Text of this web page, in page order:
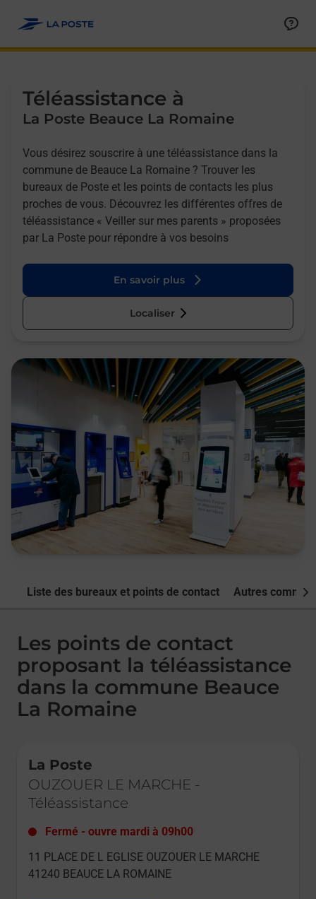
Téléassistance à
La Poste Beauce La Romaine
Vous désirez souscrire à une téléassistance dans la
commune de Beauce La Romaine ? Trouver les
bureaux de Poste et les points de contacts les plus
proches de vous. Découvrez les différentes offres de
téléassistance « Veiller sur mes parents » proposées
par La Poste pour répondre à vos besoins
En savoir plus
Localiser
Liste des bureaux et points de contact Autres
Les points de contact
proposant la téléassistance
dans la commune Beauce
La Romaine
La Poste
OUZOUER LE MARCHE -
Téléassistance
Fermé - ouvre mardi à 09h00
11 PLACE DE L EGLISE OUZOUER LE MARCHE
41240 BEAUCE LA ROMAINE